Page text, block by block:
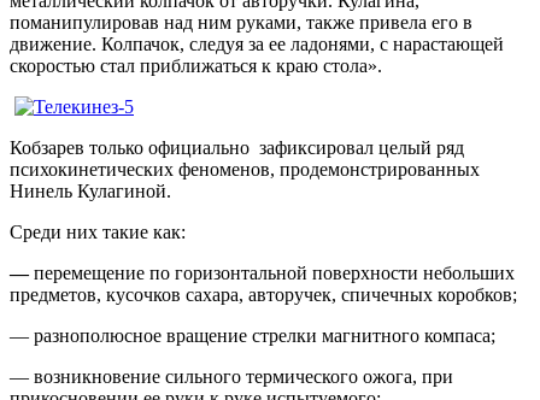
поманипулировав над ним руками, также привела его в
движение. Колпачок, следуя за ее ладонями, с нарастающей
скоростью стал приближаться к краю стола».
Кобзарев только официально зафиксировал целый ряд
психокинетических феноменов, продемонстрированных
Нинель Кулагиной.
Среди них такие как:
—перемещение по горизонтальной поверхности небольших
предметов, кусочков сахара, авторучек, спичечных коробков;
— разнополюсное вращение стрелки магнитного компаса;
— возникновение сильного термического ожога, при